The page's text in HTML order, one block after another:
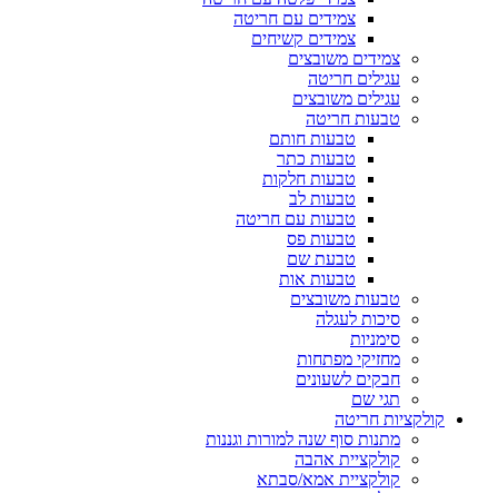
צמידים עם חריטה
צמידים קשיחים
צמידים משובצים
עגילים חריטה
עגילים משובצים
טבעות חריטה
טבעות חותם
טבעות כתר
טבעות חלקות
טבעות לב
טבעות עם חריטה
טבעות פס
טבעת שם
טבעות אות
טבעות משובצים
סיכות לעגלה
סימניות
מחזיקי מפתחות
חבקים לשעונים
תגי שם
חריטה
מתנות סוף שנה למורות וגננות
קולקציית אהבה
קולקציית אמא/סבתא